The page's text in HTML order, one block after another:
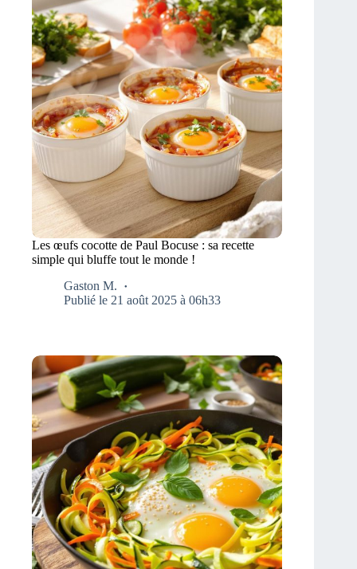
Les œufs cocotte de Paul Bocuse : sa recette
simple qui bluffe tout le monde !
Gaston M.
Publié le 21 août 2025 à 06h33